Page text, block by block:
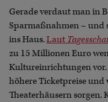
Gerade verdaut man in
Sparmaßnahmen – und
ins Haus.Laut
zu 15 Millionen Euro
Kultureinrichtungen
höhere Ticketpreise und
Theaterhäusern sorgen.